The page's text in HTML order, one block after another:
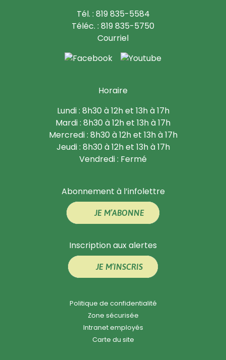
Tél. : 819 835-5584
Téléc. : 819 835-5750
Courriel
Horaire
Lundi : 8h30 à 12h et 13h à 17h
Mardi : 8h30 à 12h et 13h à 17h
Mercredi : 8h30 à 12h et 13h à 17h
Jeudi : 8h30 à 12h et 13h à 17h
Vendredi : Fermé
Abonnement à l’infolettre
JE M’ABONNE
Inscription aux alertes
JE M’INSCRIS
Politique de confidentialité
Zone sécurisée
Intranet employés
Carte du site